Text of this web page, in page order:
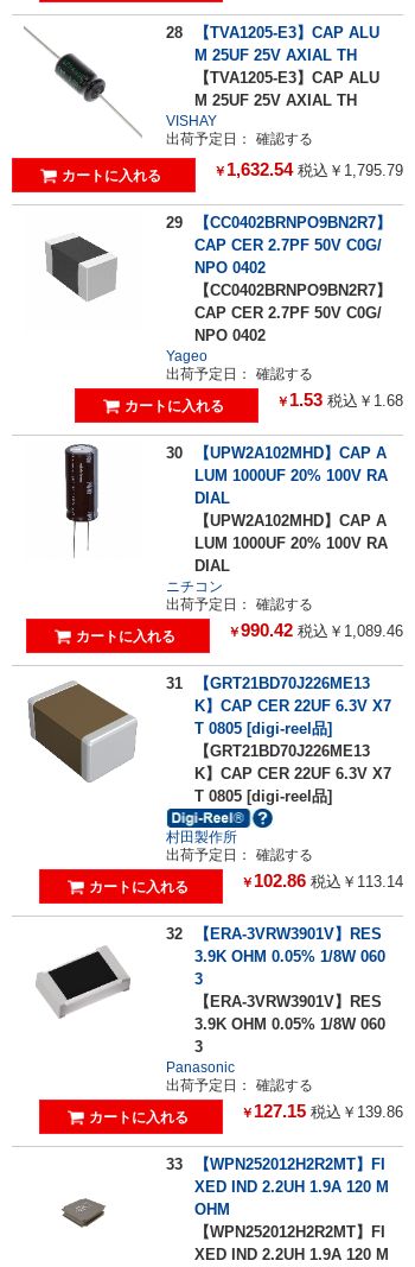
28
【TVA1205-E3】CAP ALU
M 25UF 25V AXIAL TH
【TVA1205-E3】CAP ALU
M 25UF 25V AXIAL TH
VISHAY
出荷予定日：
確認する
￥ 1,632.54 税込￥1,795.79
29
【CC0402BRNPO9BN2R7】
CAP CER 2.7PF 50V C0G/
NPO 0402
【CC0402BRNPO9BN2R7】
CAP CER 2.7PF 50V C0G/
NPO 0402
Yageo
出荷予定日：
確認する
￥ 1.53 税込￥1.68
30
【UPW2A102MHD】CAP A
LUM 1000UF 20% 100V RA
DIAL
【UPW2A102MHD】CAP A
LUM 1000UF 20% 100V RA
DIAL
ニチコン
出荷予定日：
確認する
￥990.42 税込￥1,089.46
31
【GRT21BD70J226ME13
K】CAP CER 22UF 6.3V X7
T 0805 [digi-reel品]
【GRT21BD70J226ME13
K】CAP CER 22UF 6.3V X7
T 0805 [digi-reel品]
村田製作所
出荷予定日：
確認する
￥ 102.86 税込￥113.14
32
【ERA-3VRW3901V】RES
3.9K OHM 0.05% 1/8W 060
3
【ERA-3VRW3901V】RES
3.9K OHM 0.05% 1/8W 060
3
Panasonic
出荷予定日：
確認する
￥ 127.15 税込￥139.86
33
【WPN252012H2R2MT】FI
XED IND 2.2UH 1.9A 120 M
OHM
【WPN252012H2R2MT】FI
XED IND 2.2UH 1.9A 120 M